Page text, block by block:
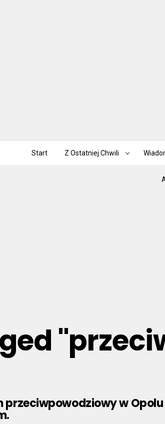
Start Z Ostatniej Chwili
przeciwpowodziowy w